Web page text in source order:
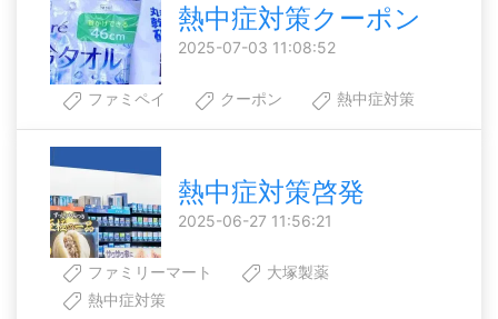
熱中症対策クーポン
2025-07-03 11:08:52
ファミペイ クーポン 熱中症対策
熱中症対策啓発
2025-06-27 11:56:21
ファミリーマート
大塚製薬
熱中症対策